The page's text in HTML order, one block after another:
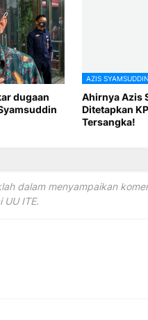
dugaan
AZIS SYAMSUDDIN
Ahirnya Azis
Ditetapkan
Tersangka!
dalam menyampaikan
ITE.